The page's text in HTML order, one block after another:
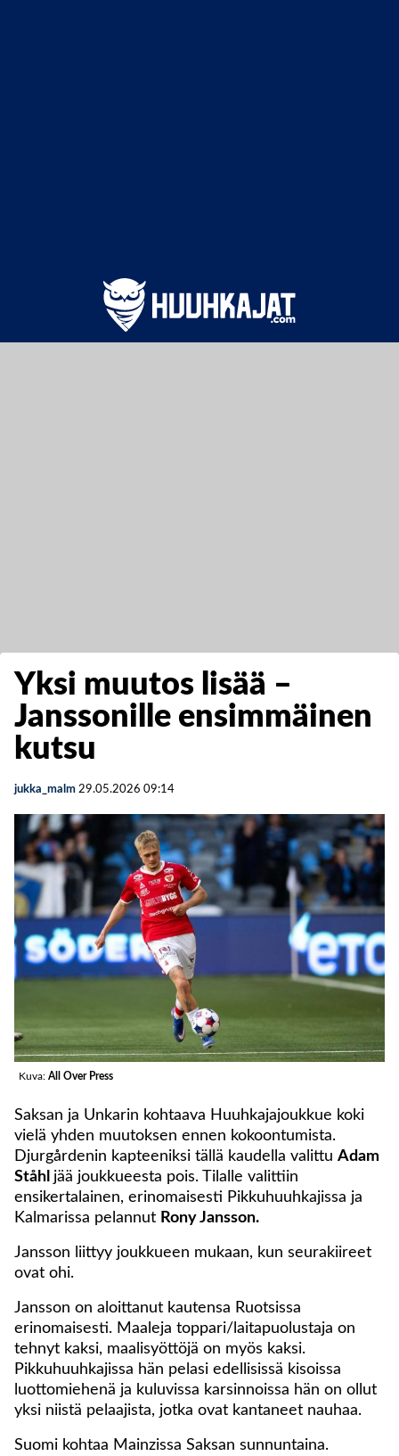
Yksi muutos lisää –
Janssonille ensimmäinen
kutsu
jukka_malm 29.05.2026 09:14
Kuva: All Over Press
Saksan ja Unkarin kohtaava Huuhkajajoukkue koki
vielä yhden muutoksen ennen kokoontumista.
Djurgårdenin kapteeniksi tällä kaudella valittu Adam
Ståhl jää joukkueesta pois. Tilalle valittiin
ensikertalainen, erinomaisesti Pikkuhuuhkajissa ja
Kalmarissa pelannut Rony Jansson.
Jansson liittyy joukkueen mukaan, kun seurakiireet
ovat ohi.
Jansson on aloittanut kautensa Ruotsissa
erinomaisesti. Maaleja toppari/laitapuolustaja on
tehnyt kaksi, maalisyöttöjä on myös kaksi.
Pikkuhuuhkajissa hän pelasi edellisissä kisoissa
luottomiehenä ja kuluvissa karsinnoissa hän on ollut
yksi niistä pelaajista, jotka ovat kantaneet nauhaa.
Suomi kohtaa Mainzissa Saksan sunnuntaina.